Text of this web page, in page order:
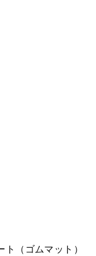
（ゴムマット）